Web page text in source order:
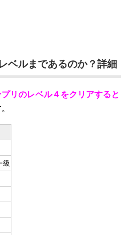
ベルまであるのか？詳細
リのレベル４をクリアすると
級